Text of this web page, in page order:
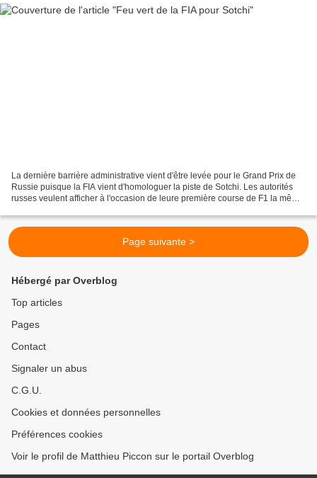
La dernière barrière administrative vient d'être levée pour le Grand Prix de
Russie puisque la FIA vient d'homologuer la piste de Sotchi. Les autorités
russes veulent afficher à l'occasion de leure première course de F1 la même
Page suivante >
Hébergé par Overblog
Top articles
Pages
Contact
Signaler un abus
C.G.U.
Cookies et données personnelles
Préférences cookies
Voir le profil de Matthieu Piccon sur le portail Overblog